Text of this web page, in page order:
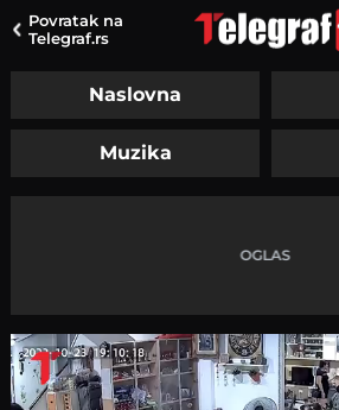
Povratak na
Telegraf.rs
Naslovna
Muzika